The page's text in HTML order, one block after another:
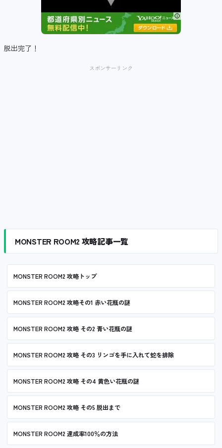
脱出完了！
スポンサーリンク
MONSTER ROOM2 攻略記事一覧
MONSTER ROOM2 攻略トップ
MONSTER ROOM2 攻略その1 赤い花瓶の謎
MONSTER ROOM2 攻略 その2 青い花瓶の謎
MONSTER ROOM2 攻略 その3 リンゴを手に入れて蛇を排除
MONSTER ROOM2 攻略 その4 黄色い花瓶の謎
MONSTER ROOM2 攻略 その5 脱出まで
MONSTER ROOM2 達成率100％の方法